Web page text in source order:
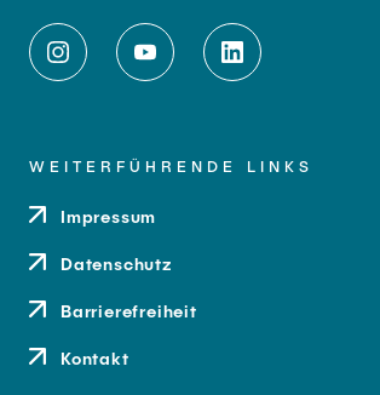
WEITERFÜHRENDE LINKS
Impressum
Datenschutz
Barrierefreiheit
Kontakt